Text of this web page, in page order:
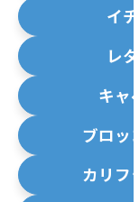
イ
レ
キャ
ブロッ
カリフ